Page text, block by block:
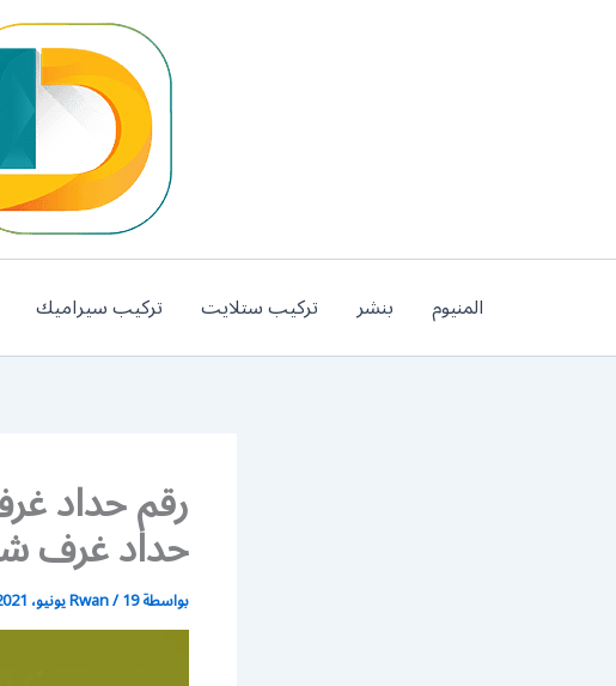
المنيوم بنشر تركيب ستلايت تركيب سيراميك
حداد غرف
بواسطة Rwan/19 يونيو، 2021